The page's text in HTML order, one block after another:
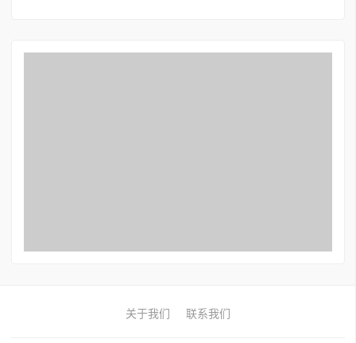
关于我们 联系我们